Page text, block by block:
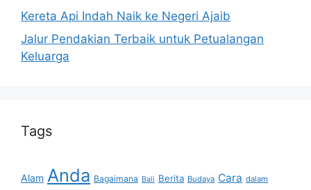
Kereta Api Indah Naik ke Negeri Ajaib
Jalur Pendakian Terbaik untuk Petualangan
Keluarga
Tags
Alam Anda Bagaimana Bali Berita Budaya Cara dalam